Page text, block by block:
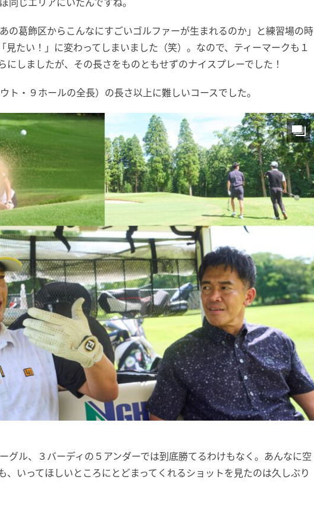
の葛飾区からこんなにすごいゴルファーが生まれるのか」と練習場の時
見たい！」に変わってしまいました（笑）。なので、ティーマークも１
にしましたが、その長さをものともせずのナイスプレーでした！
ト・９ホールの全長）の長さ以上に難しいコースでした。
グル、３バーディの５アンダーでは到底勝てるわけもなく。あんなに空
、いってほしいところにとどまってくれるショットを見たのは久しぶり